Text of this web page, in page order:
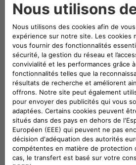
Inserts chromés au
Diffuseurs manuels ajustables,
noir
brillant ou en option en chrome